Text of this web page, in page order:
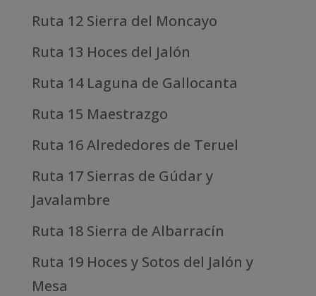
Ruta 12 Sierra del Moncayo
Ruta 13 Hoces del Jalón
Ruta 14 Laguna de Gallocanta
Ruta 15 Maestrazgo
Ruta 16 Alrededores de Teruel
Ruta 17 Sierras de Gúdar y
Javalambre
Ruta 18 Sierra de Albarracín
Ruta 19 Hoces y Sotos del Jalón y
Mesa